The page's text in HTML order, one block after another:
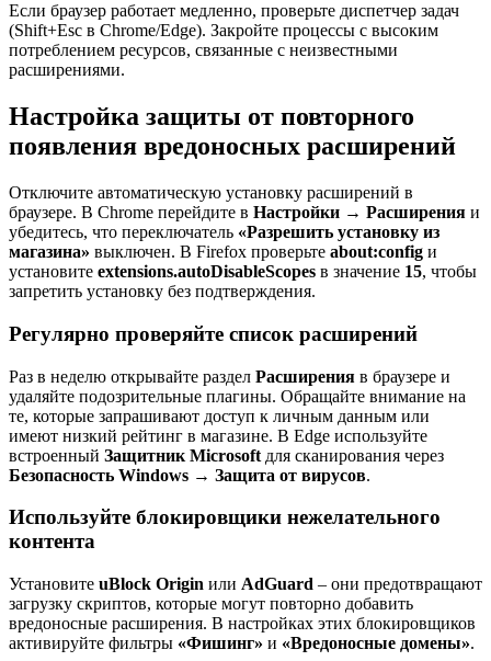
Если браузер работает медленно, проверьте диспетчер задач
(Shift+Esc в Chrome/Edge). Закройте процессы с высоким
потреблением ресурсов, связанные с неизвестными
расширениями.
Настройка защиты от повторного
появления вредоносных расширений
Отключите автоматическую установку расширений в
браузере. В Chrome перейдите в Настройки → Расширения и
убедитесь, что переключатель «Разрешить установку из
магазина» выключен. В Firefox проверьте about:config и
установите extensions.autoDisableScopes в значение 15, чтобы
запретить установку без подтверждения.
Регулярно проверяйте список расширений
Раз в неделю открывайте раздел Расширения в браузере и
удаляйте подозрительные плагины. Обращайте внимание на
те, которые запрашивают доступ к личным данным или
имеют низкий рейтинг в магазине. В Edge используйте
встроенный Защитник Microsoft для сканирования через
Безопасность Windows → Защита от вирусов.
Используйте блокировщики нежелательного
контента
Установите uBlock Origin или AdGuard – они предотвращают
загрузку скриптов, которые могут повторно добавить
вредоносные расширения. В настройках этих блокировщиков
активируйте фильтры «Фишинг» и «Вредоносные домены».